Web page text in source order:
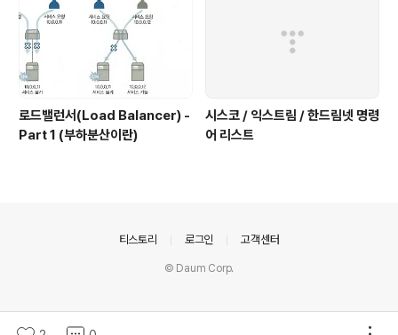
로드밸런서(Load Balancer) -
Part 1 (부하분산이란)
시스코 / 익스트림 / 한드림넷 명령
어 리스트
티스토리 로그인 고객센터
© Daum Corp.